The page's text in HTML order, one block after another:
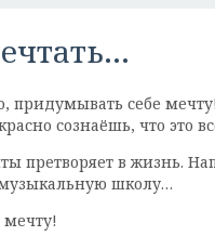
придумывать себе
сознаёшь, что это
претворяет в жизнь.
школу…
мечту!